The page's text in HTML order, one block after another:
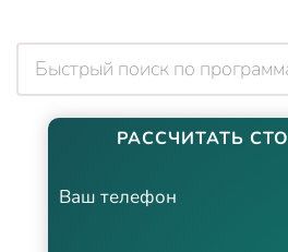
РАССЧИТАТЬ
Ваш телефон